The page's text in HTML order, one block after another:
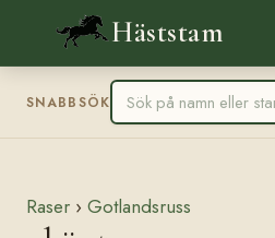
Häststam
SNABBSÖK
Raser › Gotlandsruss